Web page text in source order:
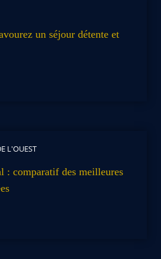
un séjour détente et
L'OUEST
: comparatif des meilleures